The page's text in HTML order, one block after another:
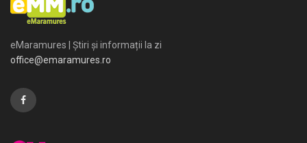
eMaramures | Știri și informații la zi
office@emaramures.ro